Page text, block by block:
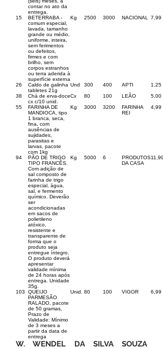
contar no ato da
entrega.
15
BETERRABA -
comum especial,
lavada, tamanho
grande ou médio,
uniforme, inteira,
sem ferimentos
ou defeitos,
firmes e com
brilho, sem
corpos estranhos
ou terra aderida à
superfície externa
Kg 2500 3000 NACIONAL 7,99
26
Caldo de galinha
tabletes 21g
Und 300 400 APTI
1,25
38
Chá de erva-doce
cx c/10 unid.
Cx 80 100 LEÃO
5,00
55
FARINHA DE
MANDIOCA, tipo
1 branca, seca,
fina, com
ausências de
sujidades,
parasitas e
larvas, pacote
com 1kg
Kg 3000 3200
FARINHA
REI
4,99
94
PÃO DE TRIGO
TIPO FRANCÊS.
Com adição de
sal composto de
farinha de trigo
especial, água,
sal, e fermento
químico. Deverão
ser
acondicionadas
em sacos de
polietileno
atóxico,
resistente e
transparente de
forma que o
produto seja
entregue íntegro.
O produto deverá
apresentar
validade mínima
de 24 horas após
entrega. Unidade
35g.
Kg 5000 6
PRODUTOS
DA CASA
11,99
103
QUEIJO
PARMESÃO
RALADO, pacote
de 50 gramas,
Prazo de
Validade: Mínimo
de 3 meses a
partir da data de
entrega
Unid. 80 100 VIGOR 6,99
W. WENDEL DA SILVA SOUZA